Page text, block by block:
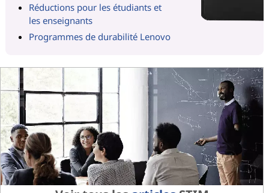
Réductions pour les étudiants et
les enseignants
Programmes de durabilité Lenovo